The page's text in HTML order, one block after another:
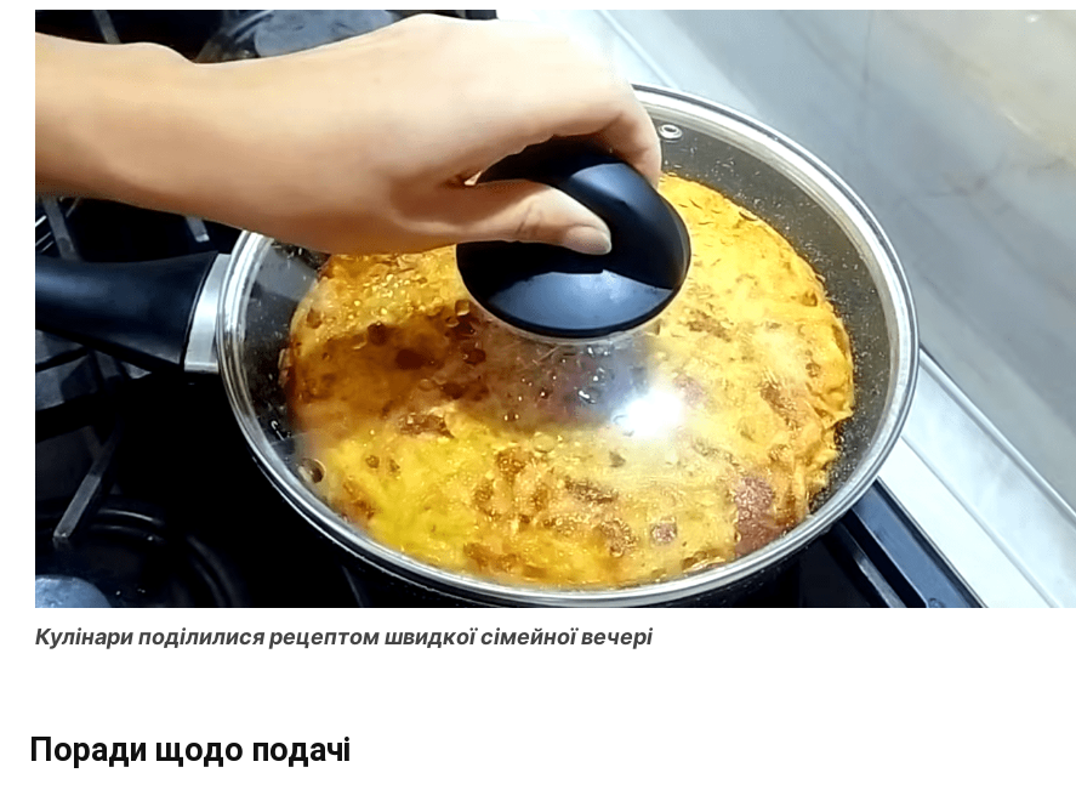
Кулінари поділилися рецептом швидкої сімейної вечері
Поради щодо подачі